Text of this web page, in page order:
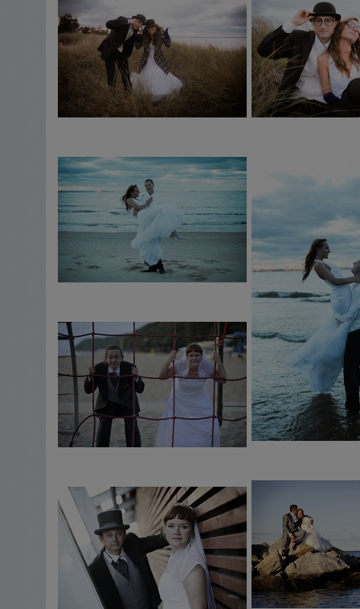
Cena za oddzielny plener:
1500 zł brutto
PEŁNY PAKIET (reporteż + plener całodzienny):3500
(30 kart, 60 stron) tylko na
PAKIET" - reportaż + plener. Możliwość wybory
Decydując się na ofertę zlecający akceptuje
zdjęć przez fotografa.